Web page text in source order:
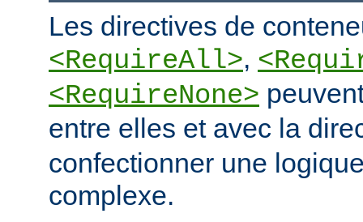
Les directives de
<RequireAll>,
<RequireNone>
entre elles et avec la
confectionner une
complexe.